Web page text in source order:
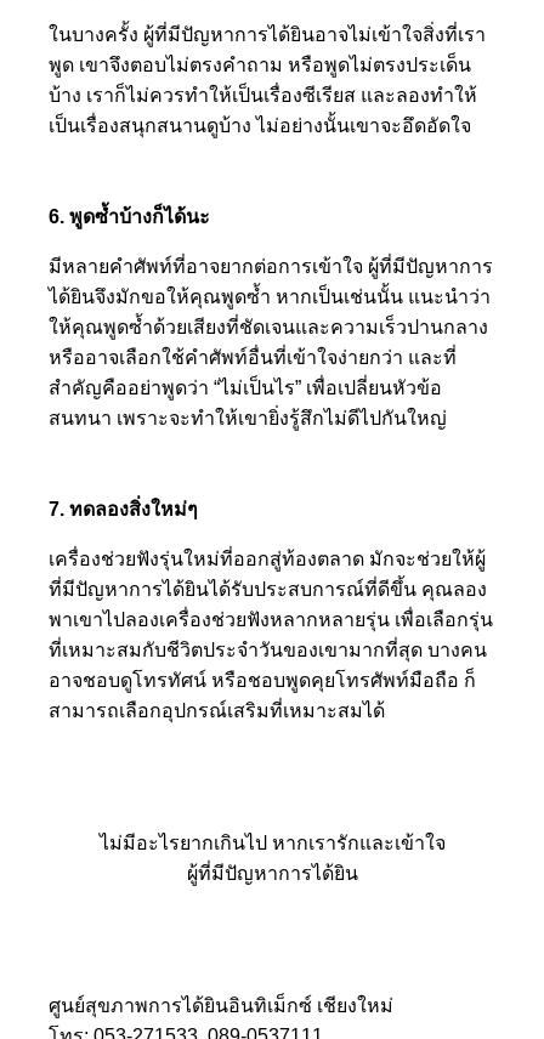
ในบางครั้ง ผู้ที่มีปัญหาการได้ยินอาจไม่เข้าใจสิ่งที่เรา
พูด เขาจึงตอบไม่ตรงคำถาม หรือพูดไม่ตรงประเด็น
บ้าง เราก็ไม่ควรทำให้เป็นเรื่องซีเรียส และลองทำให้
เป็นเรื่องสนุกสนานดูบ้าง ไม่อย่างนั้นเขาจะอึดอัดใจ
6. พูดซ้ำบ้างก็ได้นะ
มีหลายคำศัพท์ที่อาจยากต่อการเข้าใจ ผู้ที่มีปัญหาการ
ได้ยินจึงมักขอให้คุณพูดซ้ำ หากเป็นเช่นนั้น แนะนำว่า
ให้คุณพูดซ้ำด้วยเสียงที่ชัดเจนและความเร็วปานกลาง
หรืออาจเลือกใช้คำศัพท์อื่นที่เข้าใจง่ายกว่า และที่
สำคัญคืออย่าพูดว่า “ไม่เป็นไร” เพื่อเปลี่ยนหัวข้อ
สนทนา เพราะจะทำให้เขายิ่งรู้สึกไม่ดีไปกันใหญ่
7. ทดลองสิ่งใหม่ๆ
เครื่องช่วยฟังรุ่นใหม่ที่ออกสู่ท้องตลาด มักจะช่วยให้ผู้
ที่มีปัญหาการได้ยินได้รับประสบการณ์ที่ดีขึ้น คุณลอง
พาเขาไปลองเครื่องช่วยฟังหลากหลายรุ่น เพื่อเลือกรุ่น
ที่เหมาะสมกับชีวิตประจำวันของเขามากที่สุด บางคน
อาจชอบดูโทรทัศน์ หรือชอบพูดคุยโทรศัพท์มือถือ ก็
สามารถเลือกอุปกรณ์เสริมที่เหมาะสมได้
ไม่มีอะไรยากเกินไป หากเรารักและเข้าใจ
ผู้ที่มีปัญหาการได้ยิน
ศูนย์สุขภาพการได้ยินอินทิเม็กซ์ เชียงใหม่